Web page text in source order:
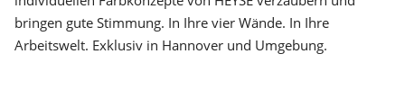
bringen gute Stimmung. In Ihre vier Wände. In Ihre
Arbeitswelt. Exklusiv in Hannover und Umgebung.